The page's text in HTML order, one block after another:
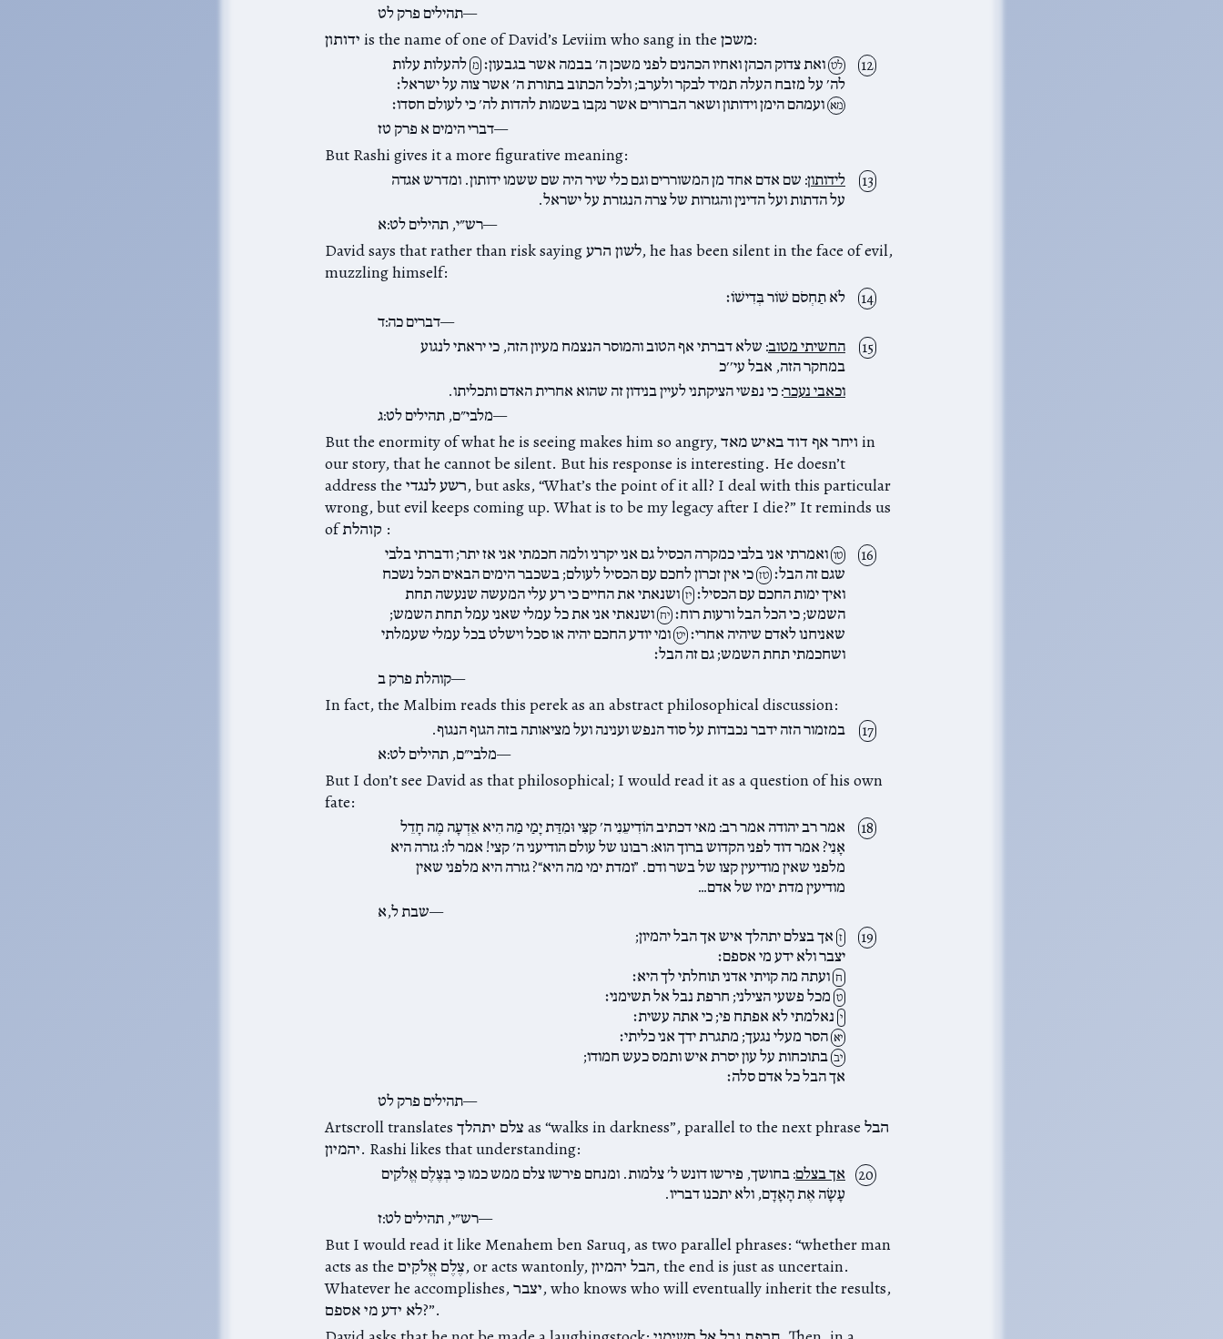
תהילים פרק לט
ידותון is the name of one of David’s Leviim who sang in the משכן:
לט ואת צדוק הכהן ואחיו הכהנים לפני משכן ה׳ בבמה אשר בגבעון׃ מ להעלות עלות
לה׳ על מזבח העלה תמיד לבקר ולערב; ולכל הכתוב בתורת ה׳ אשר צוה על ישראל׃
מא ועמהם הימן וידותון ושאר הברורים אשר נקבו בשמות להדות לה׳ כי לעולם חסדו׃
דברי הימים א פרק טז
But Rashi gives it a more figurative meaning:
לידותון: שם אדם אחד מן המשוררים וגם כלי שיר היה שם ששמו ידותון. ומדרש אגדה
על הדתות ועל הדינין והגזרות של צרה הנגזרת על ישראל.
רש״י, תהילים לט:א
David says that rather than risk saying לשון הרע, he has been silent in the face of evil,
muzzling himself:
לֹא תַחְסֹם שׁוֹר בְּדִישׁוֹ׃
דברים כה:ד
החשיתי מטוב: שלא דברתי אף הטוב והמוסר הנצמח מעיון הזה, כי יראתי לנגוע
במחקר הזה, אבל עי׳׳כ
וכאבי נעכר: כי נפשי הציקתני לעיין בנידון זה שהוא אחרית האדם ותכליתו.
מלבי״ם, תהילים לט:ג
But the enormity of what he is seeing makes him so angry, ויחר אף דוד באיש מאד in
our story, that he cannot be silent. But his response is interesting. He doesn’t
address the רשע לנגדי, but asks, “What’s the point of it all? I deal with this particular
wrong, but evil keeps coming up. What is to be my legacy after I die?” It reminds us
of קוהלת :
טו ואמרתי אני בלבי כמקרה הכסיל גם אני יקרני ולמה חכמתי אני אז יתר; ודברתי בלבי
שגם זה הבל׃ טז כי אין זכרון לחכם עם הכסיל לעולם; בשכבר הימים הבאים הכל נשכח
ואיך ימות החכם עם הכסיל׃ יז ושנאתי את החיים כי רע עלי המעשה שנעשה תחת
השמש; כי הכל הבל ורעות רוח׃ יח ושנאתי אני את כל עמלי שאני עמל תחת השמש;
שאניחנו לאדם שיהיה אחרי׃ יט ומי יודע החכם יהיה או סכל וישלט בכל עמלי שעמלתי
ושחכמתי תחת השמש; גם זה הבל׃
קוהלת פרק ב
In fact, the Malbim reads this perek as an abstract philosophical discussion:
במזמור הזה ידבר נכבדות על סוד הנפש וענינה ועל מציאותה בזה הגוף הנגוף.
מלבי״ם, תהילים לט:א
But I don’t see David as that philosophical; I would read it as a question of his own
fate:
אמר רב יהודה אמר רב: מאי דכתיב הוֹדִיעֵנִי ה׳ קִצִּי וּמִדַּת יָמַי מַה הִיא אֵדְעָה מֶה חָדֵל
אָנִי? אמר דוד לפני הקדוש ברוך הוא: רבונו של עולם הודיעני ה׳ קצי! אמר לו: גזרה היא
מלפני שאין מודיעין קצו של בשר ודם. ”ומדת ימי מה היא“? גזרה היא מלפני שאין
מודיעין מדת ימיו של אדם…
שבת ל,א
ז אך בצלם יתהלך איש אך הבל יהמיון;
יצבר ולא ידע מי אספם׃
ח ועתה מה קויתי אדני תוחלתי לך היא׃
ט מכל פשעי הצילני; חרפת נבל אל תשימני׃
י נאלמתי לא אפתח פי; כי אתה עשית׃
יא הסר מעלי נגעך; מתגרת ידך אני כליתי׃
יב בתוכחות על עון יסרת איש ותמס כעש חמודו;
אך הבל כל אדם סלה׃
תהילים פרק לט
Artscroll translates צלם יתהלך as “walks in darkness”, parallel to the next phrase הבל
יהמיון. Rashi likes that understanding:
אך בצלם: בחושך, פירשו דונש ל׳ צלמות. ומנחם פירשו צלם ממש כמו כִּי בְּצֶלֶם אֱלֹקִים
עָשָׂה אֶת הָאָדָם, ולא יתכנו דבריו.
רש״י, תהילים לט:ז
But I would read it like Menahem ben Saruq, as two parallel phrases: “whether man
acts as the צֶלֶם אֱלֹקִים, or acts wantonly, הבל יהמיון, the end is just as uncertain.
Whatever he accomplishes, יצבר, who knows who will eventually inherit the results,
לא ידע מי אספם?”.